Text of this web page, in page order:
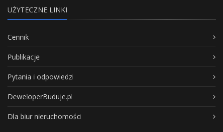
UŻYTECZNE LINKI
Cennik
Publikacje
Pytania i odpowiedzi
DeweloperBuduje.pl
Dla biur nieruchomości